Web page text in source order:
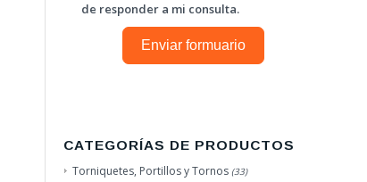
de responder a mi consulta.
Enviar formuario
CATEGORÍAS DE PRODUCTOS
Torniquetes, Portillos y Tornos (33)